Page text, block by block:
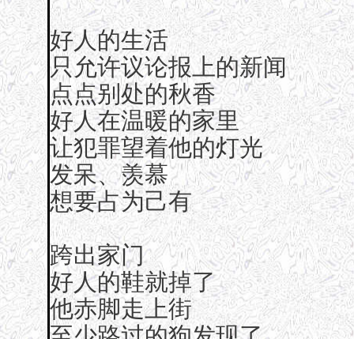
好人的生活
只允许议论报上的新闻
点点别处的秋香
好人在温暖的家里
让犯罪望着他的灯光
发呆、羡慕
想要占为己有
跨出家门
好人的鞋就掉了
他赤脚走上街